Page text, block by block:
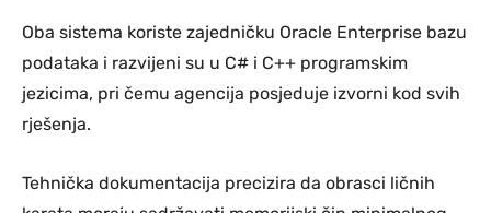
Oba sistema koriste zajedničku Oracle Enterprise bazu
podataka i razvijeni su u C# i C++ programskim
jezicima, pri čemu agencija posjeduje izvorni kod svih
rješenja.
Tehnička dokumentacija precizira da obrasci ličnih